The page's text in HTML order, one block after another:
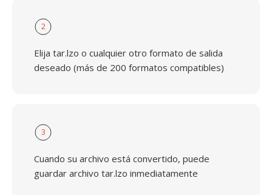
2
Elija tar.lzo o cualquier otro formato de salida
deseado (más de 200 formatos compatibles)
3
Cuando su archivo está convertido, puede
guardar archivo tar.lzo inmediatamente